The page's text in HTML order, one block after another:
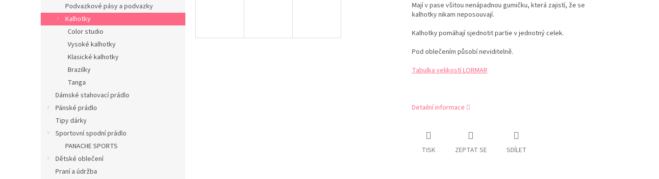
Podvazkové pásy a podvazky
Kalhotky
Color studio
Vysoké kalhotky
Klasické kalhotky
Brazilky
Tanga
Dámské stahovací prádlo
Pánské prádlo
Tipy dárky
Sportovní spodní prádlo
PANACHE SPORTS
Dětské oblečení
Praní a údržba
Mají v pase všitou nenápadnou gumičku, která zajistí, že se
kalhotky nikam neposouvají.
Kalhotky pomáhají sjednotit partie v jednotný celek.
Pod oblečením působí neviditelně.
Tabulka velikostí LORMAR
Detailní informace
TISK ZEPTAT SE SDÍLET